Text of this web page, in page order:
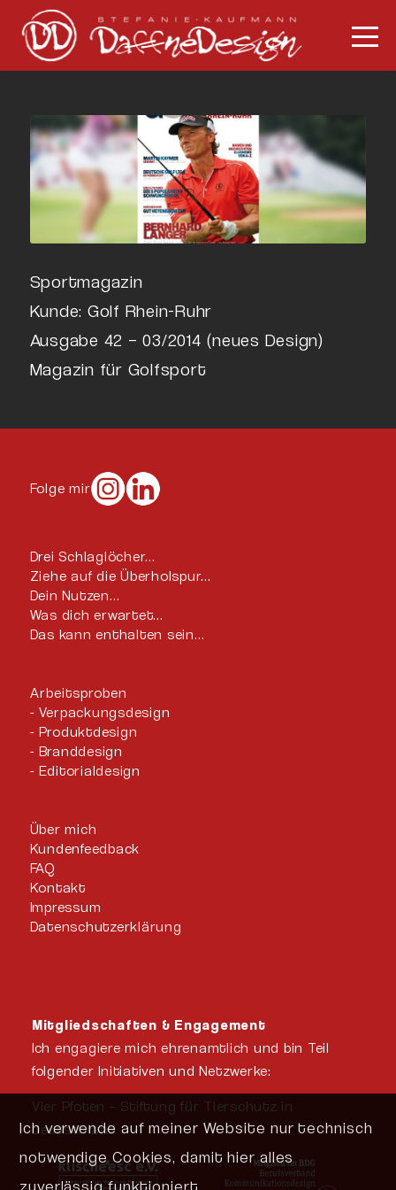
Sportmagazin
Kunde: Golf Rhein-Ruhr
Ausgabe 42 – 03/2014 (neues Design)
Magazin für Golfsport
Folge mir
Drei Schlaglöcher…
Ziehe auf die Überholspur…
Dein Nutzen…
Was dich erwartet…
Das kann enthalten sein…
Arbeitsproben
Verpackungsdesign
Produktdesign
Branddesign
Editorialdesign
Über mich
Kundenfeedback
FAQ
Kontakt
Impressum
Datenschutzerklärung
Mitgliedschaften & Engagement
Ich engagiere mich ehrenamtlich und bin Teil
folgender Initiativen und Netzwerke:
Vier Pfoten – Stiftung für Tierschutz in
Deutschland
Ich verwende auf meiner Website nur technisch
notwendige Cookies, damit hier alles
zuverlässig funktioniert.